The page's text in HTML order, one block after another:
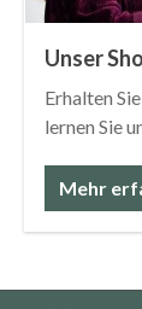
Unser
Erhalten
lernen Sie
Mehr